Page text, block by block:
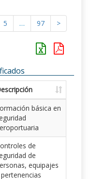
5 … 97 >
básica en
de
de
equipajes